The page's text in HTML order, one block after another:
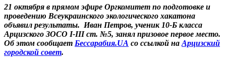
21 октября в прямом эфире Оргкомитет по подготовке и
проведению Всеукраинского экологического хакатона
объявил результаты. Иван Петров, ученик 10-Б класса
Арцизcкого ЗОСО I-III ст. №5, занял призовое первое место.
Об этом сообщает Бессарабия.UA со ссылкой на Арцизcкий
городской совет.